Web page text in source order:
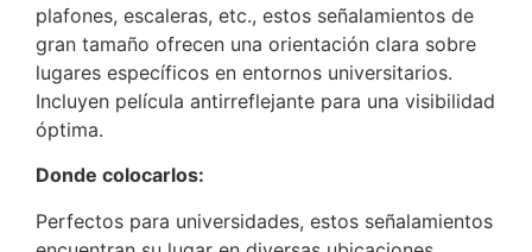
plafones, escaleras, etc., estos señalamientos de
gran tamaño ofrecen una orientación clara sobre
lugares específicos en entornos universitarios.
Incluyen película antirreflejante para una visibilidad
óptima.
Donde colocarlos:
Perfectos para universidades, estos señalamientos